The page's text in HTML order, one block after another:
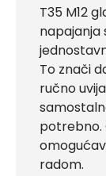
T35 M12
napajanja
To znači
ručno
potrebno.
radom.